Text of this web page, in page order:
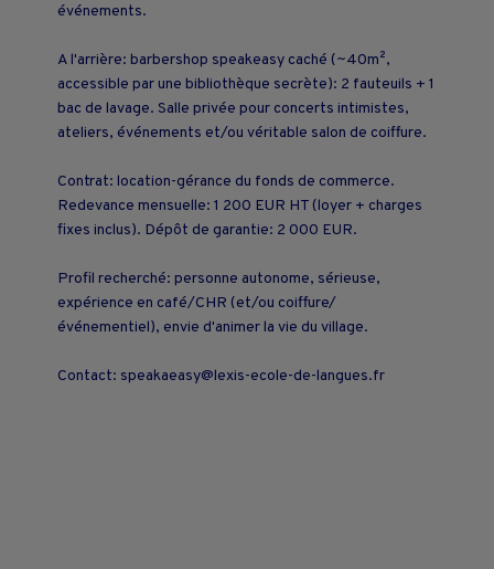
événements.
A l'arrière: barbershop speakeasy caché (~40m²,
accessible par une bibliothèque secrète): 2 fauteuils + 1
bac de lavage. Salle privée pour concerts intimistes,
ateliers, événements et/ou véritable salon de coiffure.
Contrat: location-gérance du fonds de commerce.
Redevance mensuelle: 1 200 EUR HT (loyer + charges
fixes inclus). Dépôt de garantie: 2 000 EUR.
Profil recherché: personne autonome, sérieuse,
expérience en café/CHR (et/ou coiffure/
événementiel), envie d'animer la vie du village.
Contact: speakaeasy@lexis-ecole-de-langues.fr